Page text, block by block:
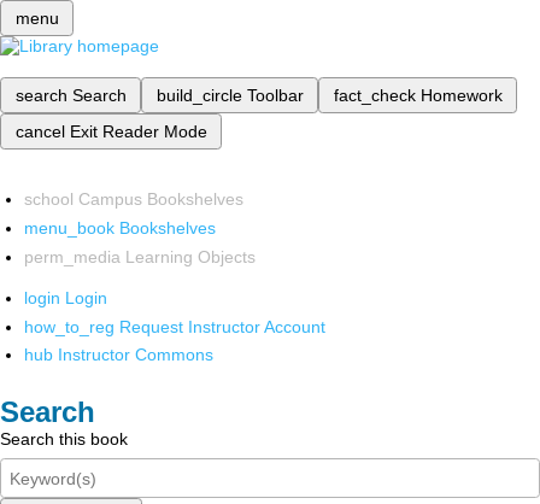
menu
search Search build_circle Toolbar fact_check Homework
cancel Exit Reader Mode
school Campus Bookshelves
menu_book Bookshelves
perm_media Learning Objects
login Login
how_to_reg Request Instructor Account
hub Instructor Commons
Search
Search this book